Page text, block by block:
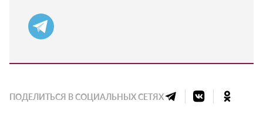
ПОДЕЛИТЬСЯ В СОЦИАЛЬНЫХ СЕТЯХ